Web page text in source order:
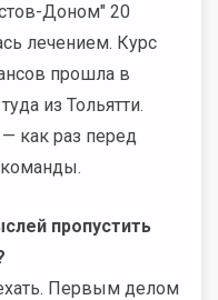
Доном" 20
лечением. Курс
прошла в
из Тольятти.
как раз перед
команды.
пропустить
Первым делом